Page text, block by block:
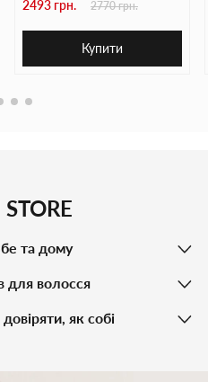
2493 грн. 2770 грн.
Купити
та дому
для волосся
як собі